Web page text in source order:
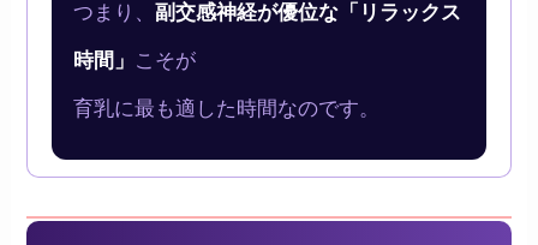
つまり、副交感神経が優位な「リラックス
時間」 こそが
育乳に最も適した時間なのです。